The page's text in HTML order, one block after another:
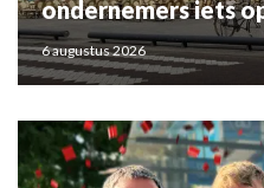
ondernemers iets
6 augustus 2026